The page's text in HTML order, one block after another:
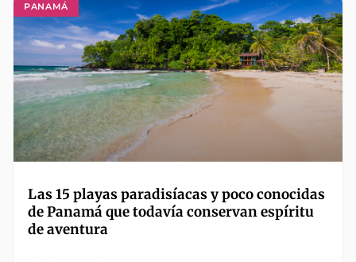
PANAMÁ
Las 15 playas paradisíacas y poco conocidas
de Panamá que todavía conservan espíritu
de aventura